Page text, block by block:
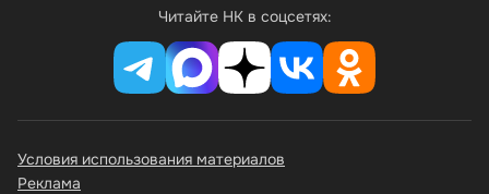
Читайте НК в соцсетях:
Условия использования материалов
Реклама